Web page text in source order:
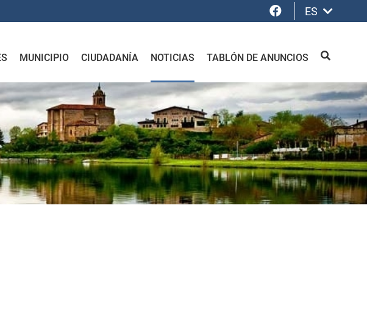
Facebook
ES
MUNICIPIO CIUDADANÍA NOTICIAS TABLÓN DE ANUNCIOS BUSCAR